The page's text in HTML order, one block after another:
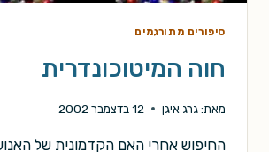
סיפורים מתורגמים
חוה המיטוכונדרית
מאת:גרג איגן 12 בדצמבר 2002
החיפוש אחרי האם הקדמונית של